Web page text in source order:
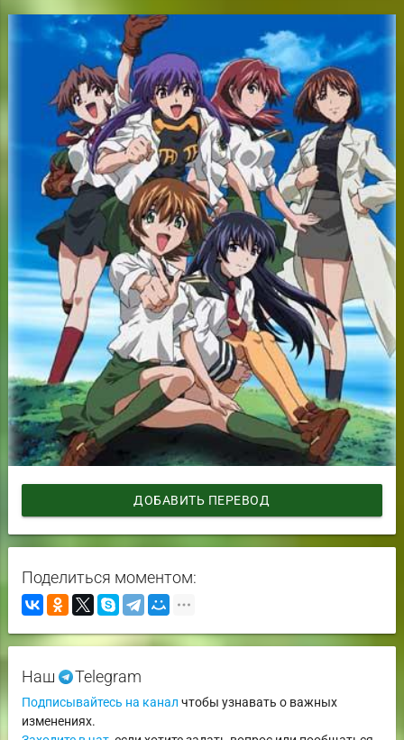
ДОБАВИТЬ ПЕРЕВОД
Поделиться моментом:
Наш Telegram
Подписывайтесь на канал чтобы узнавать о важных
изменениях.